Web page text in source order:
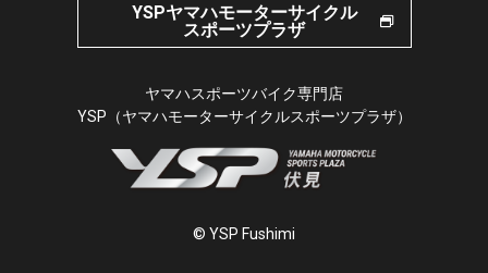
YSPヤマハモーターサイクル
スポーツプラザ
ヤマハスポーツバイク専門店
YSP（ヤマハモーターサイクルスポーツプラザ）
© YSP Fushimi